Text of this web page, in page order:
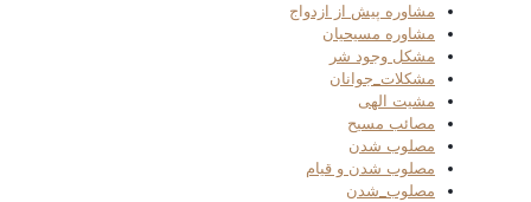
مشاوره پیش از ازدواج
مشاوره مسیحیان
مشکل وجود شر
مشکلات_جوانان
مشیت الهی
مصائب مسیح
مصلوب شدن
مصلوب شدن و قیام
مصلوب_شدن